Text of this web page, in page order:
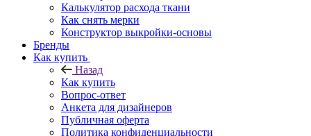
Калькулятор расхода ткани
Как снять мерки
Конструктор выкройки-основы
Бренды
Как купить
Назад
Как купить
Вопрос-ответ
Анкета для дизайнеров
Публичная оферта
Политика конфиденциальности